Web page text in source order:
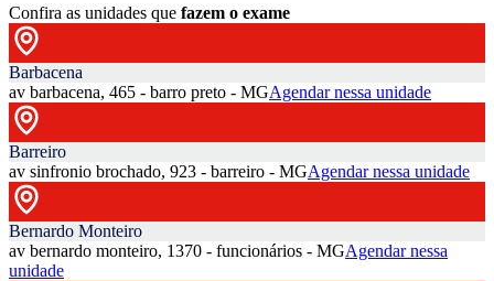
Confira as unidades que fazem o exame
Barbacena
av barbacena, 465 - barro preto - MGAgendar nessa unidade
Barreiro
av sinfronio brochado, 923 - barreiro - MGAgendar nessa unidade
Bernardo Monteiro
av bernardo monteiro, 1370 - funcionários - MGAgendar nessa
unidade